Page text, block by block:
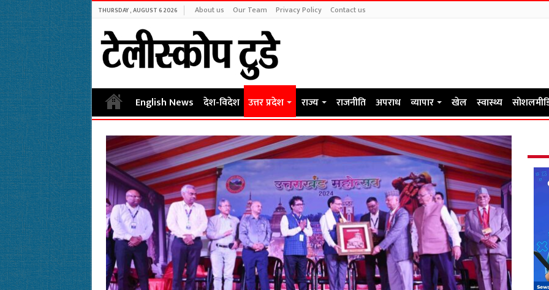
THURSDAY , AUGUST 6 2026 About us Our Team Privacy Policy Contact us
English News देश-विदेश उत्तर प्रदेश राज्य राजनीति अपराध व्यापार खेल स्वास्थ्य